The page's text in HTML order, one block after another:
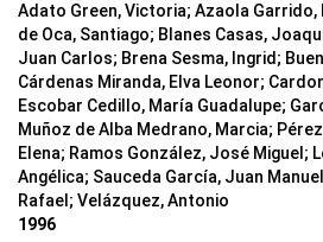
Adato Green, Victoria; Azaola Garrido,
de Oca, Santiago; Blanes Casas,
Juan Carlos; Brena Sesma, Ingrid;
Cárdenas Miranda, Elva Leonor;
Escobar Cedillo, María Guadalupe;
Muñoz de Alba Medrano, Marcia;
Elena; Ramos González, José Miguel;
Angélica; Sauceda García, Juan
Rafael; Velázquez, Antonio
1996